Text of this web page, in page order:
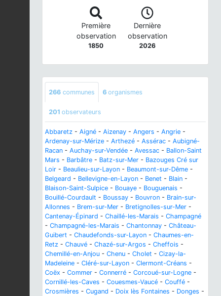
Première
observation
1850
Dernière
observation
2026
266 communes 6 organismes
201 observateurs
Abbaretz - Aigné - Aizenay - Angers - Angrie -
Ardenay-sur-Mérize - Arthezé - Assérac - Aubigné-
Racan - Auchay-sur-Vendée - Avessac - Ballon-Saint
Mars - Barbâtre - Batz-sur-Mer - Bazouges Cré sur
Loir - Beaulieu-sur-Layon - Beaumont-sur-Dême -
Belgeard - Bellevigne-en-Layon - Benet - Blain -
Blaison-Saint-Sulpice - Bouaye - Bouguenais -
Bouillé-Courdault - Boussay - Bouvron - Brain-sur-
Allonnes - Brem-sur-Mer - Bretignolles-sur-Mer -
Cantenay-Épinard - Chaillé-les-Marais - Champagné
- Champagné-les-Marais - Chantonnay - Château-
Guibert - Chaudefonds-sur-Layon - Chaumes-en-
Retz - Chauvé - Chazé-sur-Argos - Cheffois -
Chemillé-en-Anjou - Chenu - Cholet - Cizay-la-
Madeleine - Cléré-sur-Layon - Clermont-Créans -
Coëx - Commer - Connerré - Corcoué-sur-Logne -
Cornillé-les-Caves - Couesmes-Vaucé - Couffé -
Crosmières - Cugand - Doix lès Fontaines - Donges -